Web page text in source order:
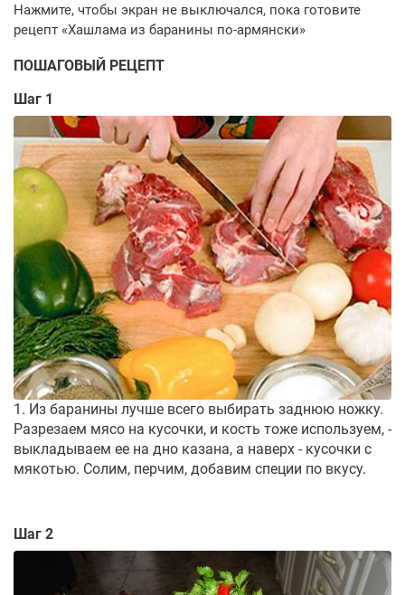
ПОШАГОВЫЙ РЕЦЕПТ
Шаг 1
1. Из баранины лучше всего выбирать заднюю ножку.
Разрезаем мясо на кусочки, и кость тоже используем, -
выкладываем ее на дно казана, а наверх - кусочки с
мякотью. Солим, перчим, добавим специи по вкусу.
Шаг 2